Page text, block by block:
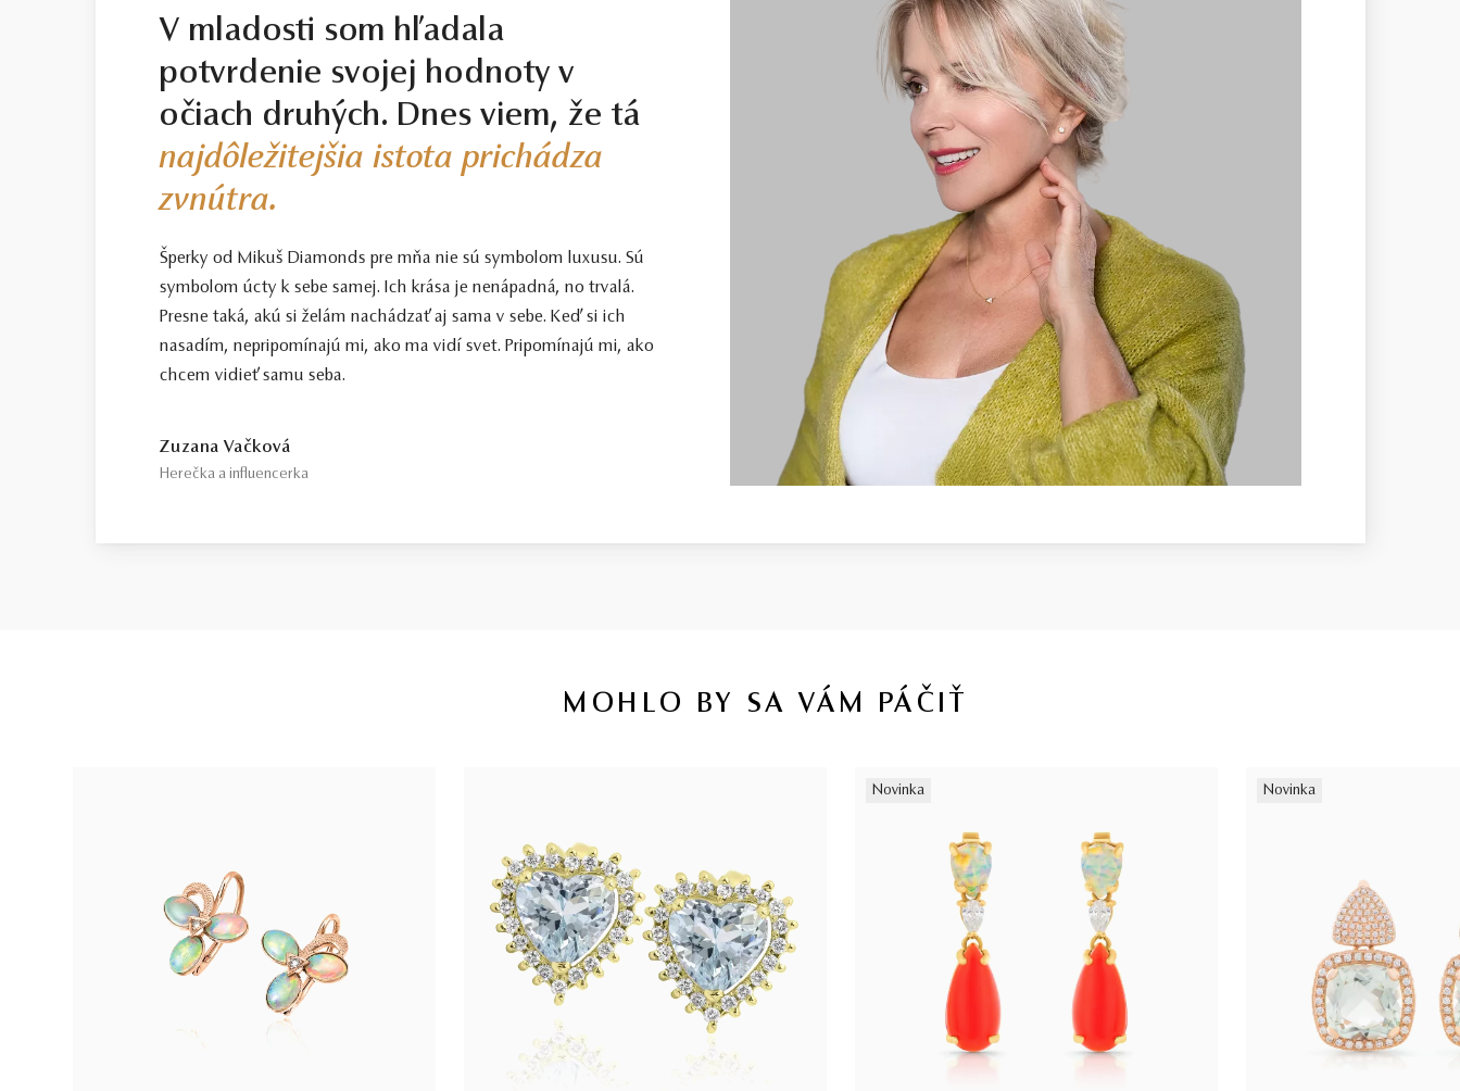
V mladosti som hľadala
potvrdenie svojej hodnoty v
očiach druhých. Dnes viem, že tá
najdôležitejšia istota prichádza
zvnútra.
Šperky od Mikuš Diamonds pre mňa nie sú symbolom luxusu. Sú
symbolom úcty k sebe samej. Ich krása je nenápadná, no trvalá.
Presne taká, akú si želám nachádzať aj sama v sebe. Keď si ich
nasadím, nepripomínajú mi, ako ma vidí svet. Pripomínajú mi, ako
chcem vidieť samu seba.
Zuzana Vačková
Herečka a influencerka
MOHLO BY SA VÁM PÁČIŤ
Novinka Novinka